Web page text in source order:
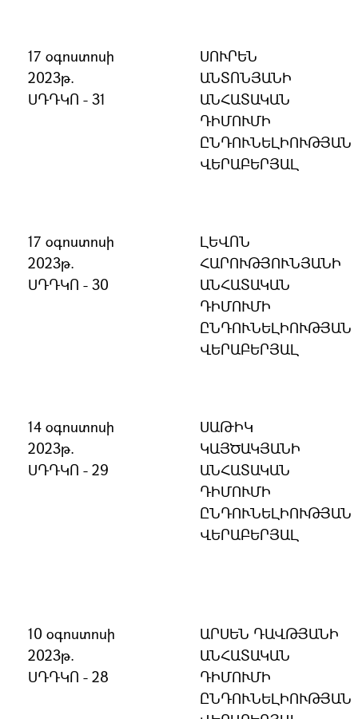
17 օգոստոսի
2023թ.
ՍԴԴԿՈ - 31
ՍՈՒՐԵՆ
ԱՆՏՈՆՅԱՆԻ
ԱՆՀԱՏԱԿԱՆ
ԴԻՄՈՒՄԻ
ԸՆԴՈՒՆԵԼԻՈՒԹՅԱՆ
ՎԵՐԱԲԵՐՅԱԼ
17 օգոստոսի
2023թ.
ՍԴԴԿՈ - 30
ԼԵՎՈՆ
ՀԱՐՈՒԹՅՈՒՆՅԱՆԻ
ԱՆՀԱՏԱԿԱՆ
ԴԻՄՈՒՄԻ
ԸՆԴՈՒՆԵԼԻՈՒԹՅԱՆ
ՎԵՐԱԲԵՐՅԱԼ
14 օգոստոսի
2023թ.
ՍԴԴԿՈ - 29
ՍԱԹԻԿ
ԿԱՅԾԱԿՅԱՆԻ
ԱՆՀԱՏԱԿԱՆ
ԴԻՄՈՒՄԻ
ԸՆԴՈՒՆԵԼԻՈՒԹՅԱՆ
ՎԵՐԱԲԵՐՅԱԼ
10 օգոստոսի
2023թ.
ՍԴԴԿՈ - 28
ԱՐՍԵՆ ԴԱՎԹՅԱՆԻ
ԱՆՀԱՏԱԿԱՆ
ԴԻՄՈՒՄԻ
ԸՆԴՈՒՆԵԼԻՈՒԹՅԱՆ